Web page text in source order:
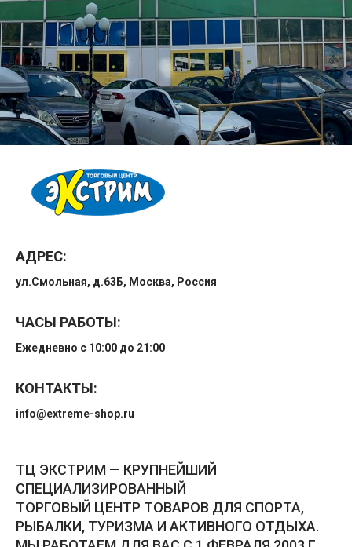
АДРЕС:
ул.Смольная, д.63Б, Москва, Россия
ЧАСЫ РАБОТЫ:
Ежедневно с 10:00 до 21:00
КОНТАКТЫ:
info@extreme-shop.ru
ТЦ ЭКСТРИМ — КРУПНЕЙШИЙ
СПЕЦИАЛИЗИРОВАННЫЙ
ТОРГОВЫЙ ЦЕНТР ТОВАРОВ ДЛЯ СПОРТА,
РЫБАЛКИ, ТУРИЗМА И АКТИВНОГО ОТДЫХА.